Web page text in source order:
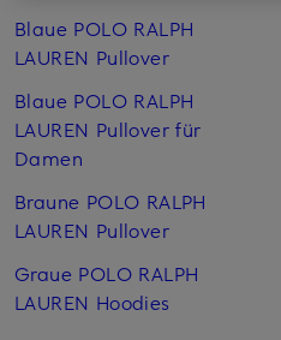
Blaue POLO RALPH
LAUREN Pullover
Blaue POLO RALPH
LAUREN Pullover für
Damen
Braune POLO RALPH
LAUREN Pullover
Graue POLO RALPH
LAUREN Hoodies